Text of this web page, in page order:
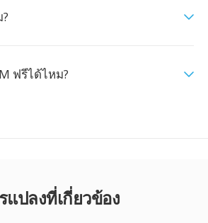
ฟรีได้ไหม?
แปลงที่เกี่ยวข้อง